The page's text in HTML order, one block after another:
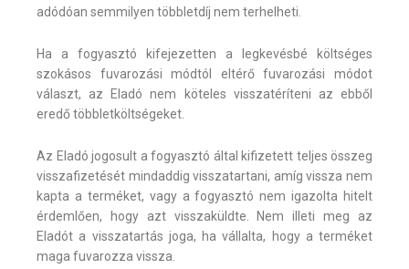
adódóan semmilyen többletdíj nem terhelheti.
Ha a fogyasztó kifejezetten a legkevésbé költséges
szokásos fuvarozási módtól eltérő fuvarozási módot
választ, az Eladó nem köteles visszatéríteni az ebből
eredő többletköltségeket.
Az Eladó jogosult a fogyasztó által kifizetett teljes összeg
visszafizetését mindaddig visszatartani, amíg vissza nem
kapta a terméket, vagy a fogyasztó nem igazolta hitelt
érdemlően, hogy azt visszaküldte. Nem illeti meg az
Eladót a visszatartás joga, ha vállalta, hogy a terméket
maga fuvarozza vissza.